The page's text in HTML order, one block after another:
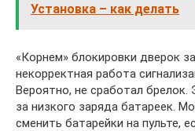
Установка – как делать
«Корнем» блокировки дверок
некорректная работа
Вероятно, не сработал
за низкого заряда батареек.
сменить батарейки на пульте,